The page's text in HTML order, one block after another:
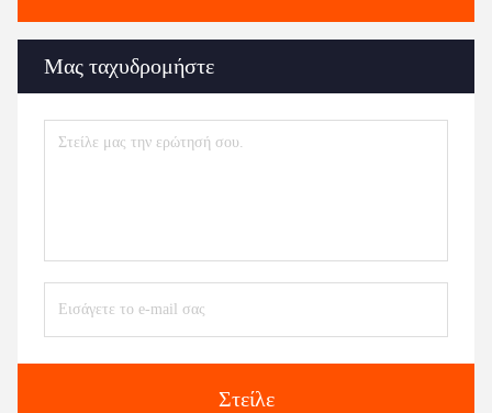
Μας ταχυδρομήστε
Στείλε